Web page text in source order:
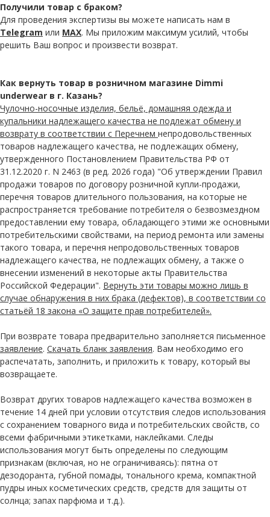
Получили товар с браком?
Для проведения экспертизы вы можете написать нам в
Telegram или MAX. Мы приложим максимум усилий, чтобы
решить Ваш вопрос и произвести возврат.
Как вернуть товар в розничном магазине Dimmi
underwear в г. Казань?
Чулочно-носочные изделия, бельё, домашняя одежда и
купальники надлежащего качества не подлежат обмену и
возврату в соответствии с Перечнем непродовольственных
товаров надлежащего качества, не подлежащих обмену,
утвержденного Постановлением Правительства РФ от
31.12.2020 г. N 2463 (в ред. 2026 года) "Об утверждении Правил
продажи товаров по договору розничной купли-продажи,
перечня товаров длительного пользования, на которые не
распространяется требование потребителя о безвозмездном
предоставлении ему товара, обладающего этими же основными
потребительскими свойствами, на период ремонта или замены
такого товара, и перечня непродовольственных товаров
надлежащего качества, не подлежащих обмену, а также о
внесении изменений в некоторые акты Правительства
Российской Федерации". Вернуть эти товары можно лишь в
случае обнаружения в них брака (дефектов), в соответствии со
статьёй 18 закона «О защите прав потребителей».
При возврате товара предварительно заполняется письменное
заявление. Скачать бланк заявления. Вам необходимо его
распечатать, заполнить, и приложить к товару, который вы
возвращаете.
Возврат других товаров надлежащего качества возможен в
течение 14 дней при условии отсутствия следов использования
с сохранением товарного вида и потребительских свойств, со
всеми фабричными этикетками, наклейками. Следы
использования могут быть определены по следующим
признакам (включая, но не ограничиваясь): пятна от
дезодоранта, губной помады, тонального крема, компактной
пудры иных косметических средств, средств для защиты от
солнца; запах парфюма и т.д.).